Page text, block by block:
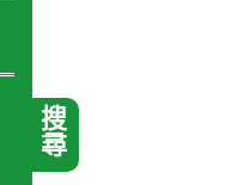
搜尋